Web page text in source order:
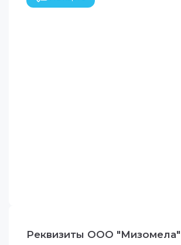
Реквизиты ООО "Мизомела"